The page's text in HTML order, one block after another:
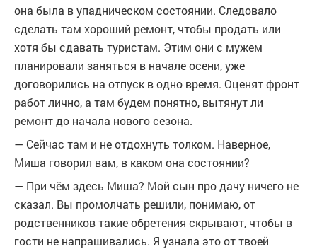
она была в упадническом состоянии. Следовало
сделать там хороший ремонт, чтобы продать или
хотя бы сдавать туристам. Этим они с мужем
планировали заняться в начале осени, уже
договорились на отпуск в одно время. Оценят фронт
работ лично, а там будем понятно, вытянут ли
ремонт до начала нового сезона.
— Сейчас там и не отдохнуть толком. Наверное,
Миша говорил вам, в каком она состоянии?
— При чём здесь Миша? Мой сын про дачу ничего не
сказал. Вы промолчать решили, понимаю, от
родственников такие обретения скрывают, чтобы в
гости не напрашивались. Я узнала это от твоей